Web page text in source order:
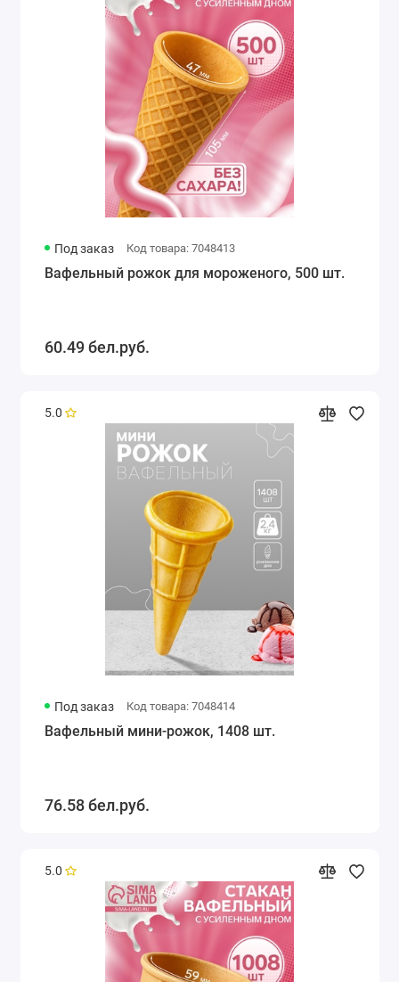
Под заказ Код товара: 7048413
Вафельный рожок для мороженого, 500 шт.
60.49 бел.руб.
5.0
Под заказ Код товара: 7048414
Вафельный мини-рожок, 1408 шт.
76.58 бел.руб.
5.0